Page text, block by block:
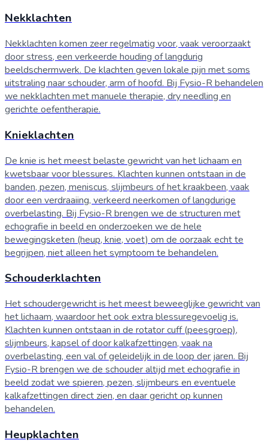
Nekklachten
Nekklachten komen zeer regelmatig voor, vaak veroorzaakt
door stress, een verkeerde houding of langdurig
beeldschermwerk. De klachten geven lokale pijn met soms
uitstraling naar schouder, arm of hoofd. Bij Fysio-R behandelen
we nekklachten met manuele therapie, dry needling en
gerichte oefentherapie.
Knieklachten
De knie is het meest belaste gewricht van het lichaam en
kwetsbaar voor blessures. Klachten kunnen ontstaan in de
banden, pezen, meniscus, slijmbeurs of het kraakbeen, vaak
door een verdraaiing, verkeerd neerkomen of langdurige
overbelasting. Bij Fysio-R brengen we de structuren met
echografie in beeld en onderzoeken we de hele
bewegingsketen (heup, knie, voet) om de oorzaak echt te
begrijpen, niet alleen het symptoom te behandelen.
Schouderklachten
Het schoudergewricht is het meest beweeglijke gewricht van
het lichaam, waardoor het ook extra blessuregevoelig is.
Klachten kunnen ontstaan in de rotator cuff (peesgroep),
slijmbeurs, kapsel of door kalkafzettingen, vaak na
overbelasting, een val of geleidelijk in de loop der jaren. Bij
Fysio-R brengen we de schouder altijd met echografie in
beeld zodat we spieren, pezen, slijmbeurs en eventuele
kalkafzettingen direct zien, en daar gericht op kunnen
behandelen.
Heupklachten